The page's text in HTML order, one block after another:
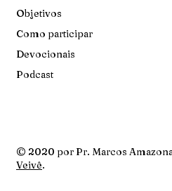
Objetivos
Como participar
Devocionais
Podcast
© 2020 por Pr. Marcos
Veivê.